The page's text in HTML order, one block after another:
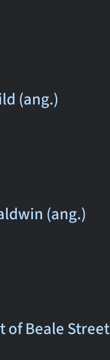
(ang.)
(ang.)
of Beale Street